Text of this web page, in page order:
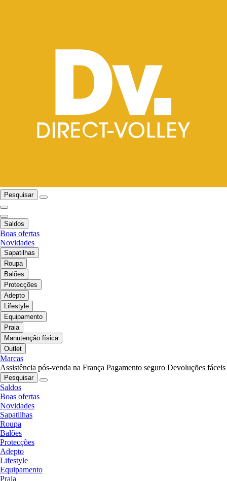
Pesquisar
Saldos
Boas ofertas
Novidades
Sapatilhas
Roupa
Balões
Protecções
Adepto
Lifestyle
Equipamento
Praia
Manutenção física
Outlet
Marcas
Assistência pós-venda na França Pagamento seguro Devoluções fáceis
Pesquisar
Saldos
Boas ofertas
Novidades
Sapatilhas
Roupa
Balões
Protecções
Adepto
Lifestyle
Equipamento
Praia